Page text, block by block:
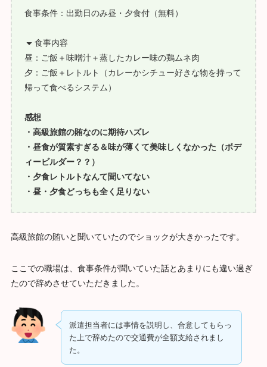
食事条件：出勤日のみ昼・夕食付（無料）
食事内容
昼：ご飯＋味噌汁＋蒸したカレー味の鶏ムネ肉
夕：ご飯＋レトルト（カレーかシチュー好きな物を持って
帰って食べるシステム）
感想
・高級旅館の賄なのに期待ハズレ
・昼食が質素すぎる＆味が薄くて美味しくなかった（ボデ
ィービルダー？？）
・夕食レトルトなんて聞いてない
・昼・夕食どっちも全く足りない
高級旅館の賄いと聞いていたのでショックが大きかったです。
ここでの職場は、食事条件が聞いていた話とあまりにも違い過ぎ
たので辞めさせていただきました。
派遣担当者には事情を説明し、合意してもらっ
た上で辞めたので交通費が全額支給されまし
た。